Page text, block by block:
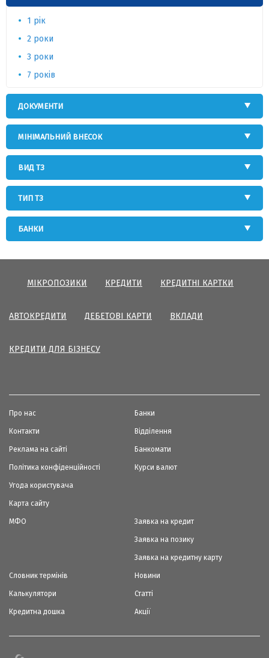
1 рік
2 роки
3 роки
7 років
ДОКУМЕНТИ
МІНІМАЛЬНИЙ ВНЕСОК
ВИД ТЗ
ТИП ТЗ
БАНКИ
МІКРОПОЗИКИ КРЕДИТИ КРЕДИТНІ КАРТКИ
АВТОКРЕДИТИ ДЕБЕТОВІ КАРТИ ВКЛАДИ
КРЕДИТИ ДЛЯ БІЗНЕСУ
Про нас
Контакти
Реклама на сайті
Політика конфіденційності
Угода користувача
Карта сайту
Банки
Відділення
Банкомати
Курси валют
МФО Заявка на кредит
Заявка на позику
Заявка на кредитну карту
Словник термінів
Калькулятори
Кредитна дошка
Новини
Статті
Акції